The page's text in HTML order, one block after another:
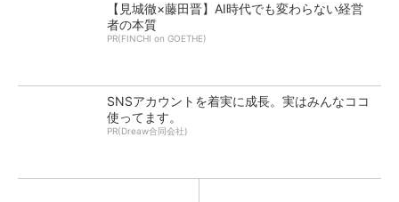
【見城徹×藤田晋】AI時代でも変わらない経営
者の本質
PR(FINCHI on GOETHE)
SNSアカウントを着実に成長。実はみんなココ
使ってます。
PR(Dreaw合同会社)